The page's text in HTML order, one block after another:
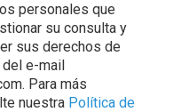
personales que
su consulta y
sus derechos de
e-mail
Para más
nuestra Política de